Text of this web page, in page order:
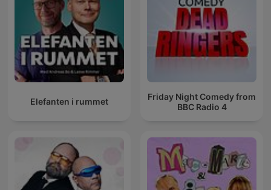
Elefanten i rummet
Friday Night Comedy from
BBC Radio 4